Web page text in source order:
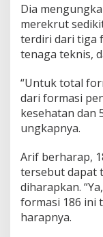
Dia
merekrut
terdiri dari tiga
tenaga teknis,
“Untuk total
dari formasi
kesehatan dan
ungkapnya.
Arif berharap,
tersebut dapat
diharapkan.
formasi 186 ini
harapnya.